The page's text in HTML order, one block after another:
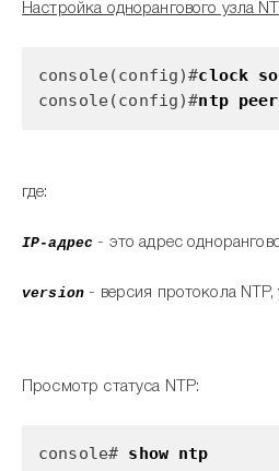
Настройка однорангового узла
console(config)#clock
console(config)#ntp peer
где:
IP-адрес - это адрес
version - версия протокола NTP,
Просмотр статуса NTP:
console# show ntp